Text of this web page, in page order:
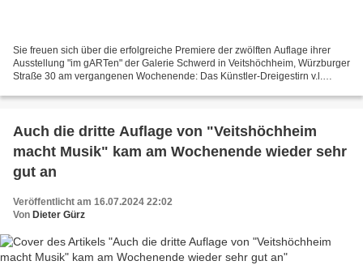
Sie freuen sich über die erfolgreiche Premiere der zwölften Auflage ihrer
Ausstellung "im gARTen" der Galerie Schwerd in Veitshöchheim, Würzburger
Straße 30 am vergangenen Wochenende: Das Künstler-Dreigestirn v.l.
Auch die dritte Auflage von "Veitshöchheim
macht Musik" kam am Wochenende wieder sehr
gut an
Veröffentlicht am 16.07.2024 22:02
Von Dieter Gürz